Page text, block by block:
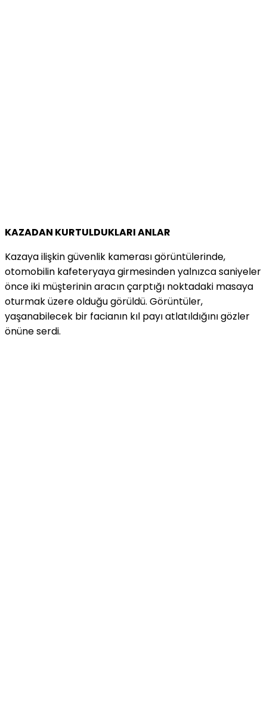
KAZADAN KURTULDUKLARI ANLAR
Kazaya ilişkin güvenlik kamerası görüntülerinde,
otomobilin kafeteryaya girmesinden yalnızca saniyeler
önce iki müşterinin aracın çarptığı noktadaki masaya
oturmak üzere olduğu görüldü. Görüntüler,
yaşanabilecek bir facianın kıl payı atlatıldığını gözler
önüne serdi.